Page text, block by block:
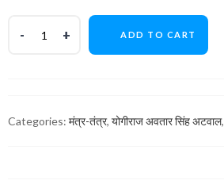
ADD TO CART
Categories: मंत्र-तंत्र, योगीराज अवतार सिंह अटवाल,